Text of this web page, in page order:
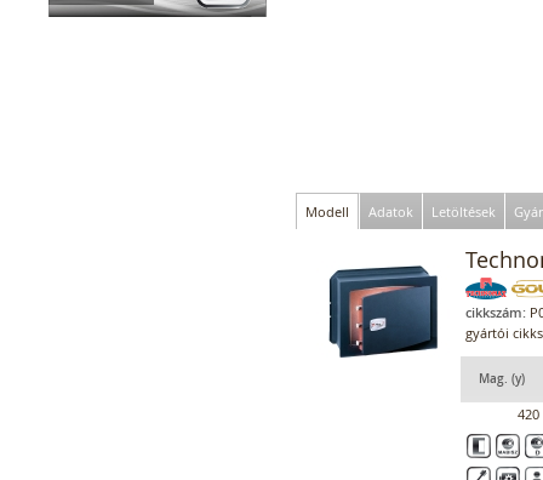
Modell Adatok Letöltések
cikkszám:
gyártói
Mag. (y)
420